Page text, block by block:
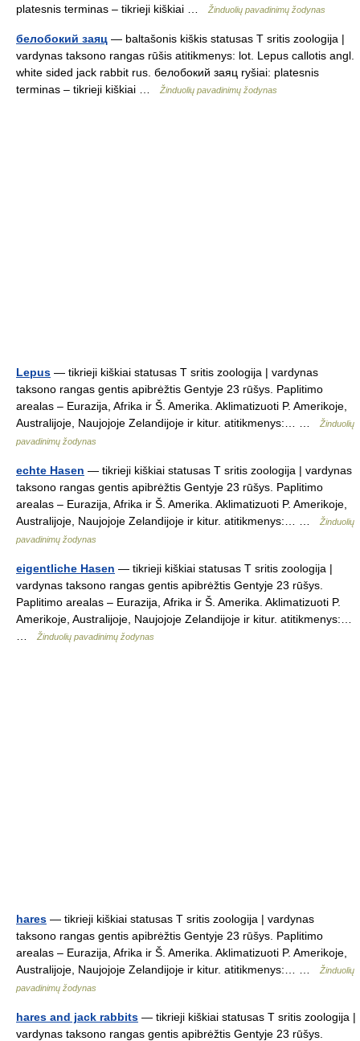
platesnis terminas – tikrieji kiškiai …
Žinduolių pavadinimų žodynas
белобокий заяц — baltašonis kiškis statusas T sritis zoologija |
vardynas taksono rangas rūšis atitikmenys: lot. Lepus callotis angl.
white sided jack rabbit rus. белобокий заяц ryšiai: platesnis
terminas – tikrieji kiškiai …
Žinduolių pavadinimų žodynas
Lepus — tikrieji kiškiai statusas T sritis zoologija | vardynas
taksono rangas gentis apibrėžtis Gentyje 23 rūšys. Paplitimo
arealas – Eurazija, Afrika ir Š. Amerika. Aklimatizuoti P. Amerikoje,
Australijoje, Naujojoje Zelandijoje ir kitur. atitikmenys:… …
Žinduolių
pavadinimų žodynas
echte Hasen — tikrieji kiškiai statusas T sritis zoologija | vardynas
taksono rangas gentis apibrėžtis Gentyje 23 rūšys. Paplitimo
arealas – Eurazija, Afrika ir Š. Amerika. Aklimatizuoti P. Amerikoje,
Australijoje, Naujojoje Zelandijoje ir kitur. atitikmenys:… …
Žinduolių
pavadinimų žodynas
eigentliche Hasen — tikrieji kiškiai statusas T sritis zoologija |
vardynas taksono rangas gentis apibrėžtis Gentyje 23 rūšys.
Paplitimo arealas – Eurazija, Afrika ir Š. Amerika. Aklimatizuoti P.
Amerikoje, Australijoje, Naujojoje Zelandijoje ir kitur. atitikmenys:…
Žinduolių pavadinimų žodynas
hares — tikrieji kiškiai statusas T sritis zoologija | vardynas
taksono rangas gentis apibrėžtis Gentyje 23 rūšys. Paplitimo
arealas – Eurazija, Afrika ir Š. Amerika. Aklimatizuoti P. Amerikoje,
Australijoje, Naujojoje Zelandijoje ir kitur. atitikmenys:… …
Žinduolių
pavadinimų žodynas
hares and jack rabbits — tikrieji kiškiai statusas T sritis zoologija |
vardynas taksono rangas gentis apibrėžtis Gentyje 23 rūšys.